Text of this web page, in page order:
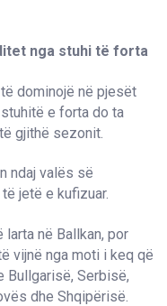
nga stuhi të forta
dominojë në pjesët
e forta do ta
gjithë sezonit.
ndaj valës së
jetë e kufizuar.
në Ballkan, por
vijnë nga moti i keq që
Bullgarisë, Serbisë,
dhe Shqipërisë.